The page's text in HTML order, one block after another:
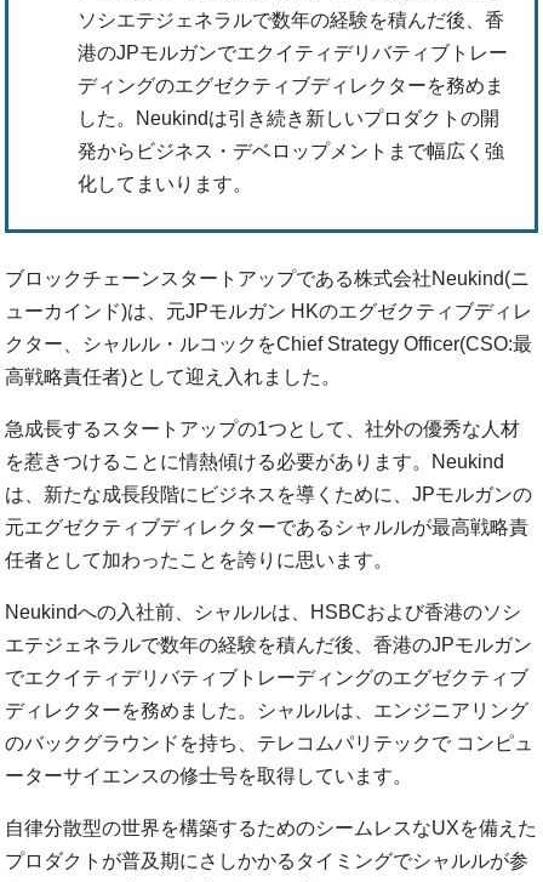
ソシエテジェネラルで数年の経験を積んだ後、香
港のJPモルガンでエクイティデリバティブトレー
ディングのエグゼクティブディレクターを務めま
した。Neukindは引き続き新しいプロダクトの開
発からビジネス・デベロップメントまで幅広く強
化してまいります。
ブロックチェーンスタートアップである株式会社Neukind(ニ
ューカインド)は、元JPモルガン HKのエグゼクティブディレ
クター、シャルル・ルコックをChief Strategy Officer(CSO:最
高戦略責任者)として迎え入れました。
急成長するスタートアップの1つとして、社外の優秀な人材
を惹きつけることに情熱傾ける必要があります。Neukind
は、新たな成長段階にビジネスを導くために、JPモルガンの
元エグゼクティブディレクターであるシャルルが最高戦略責
任者として加わったことを誇りに思います。
Neukindへの入社前、シャルルは、HSBCおよび香港のソシ
エテジェネラルで数年の経験を積んだ後、香港のJPモルガン
でエクイティデリバティブトレーディングのエグゼクティブ
ディレクターを務めました。シャルルは、エンジニアリング
のバックグラウンドを持ち、テレコムパリテックで コンピュ
ーターサイエンスの修士号を取得しています。
自律分散型の世界を構築するためのシームレスなUXを備えた
プロダクトが普及期にさしかかるタイミングでシャルルが参